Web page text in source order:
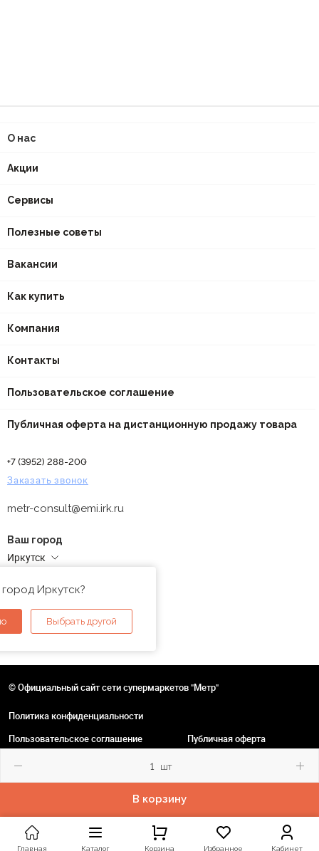
шт
В корзину
О нас
Акции
Сервисы
Полезные советы
Вакансии
Как купить
Компания
Контакты
Пользовательское соглашение
Публичная оферта на дистанционную продажу товара
+7 (3952) 288-200
Заказать звонок
metr-consult@emi.irk.ru
Ваш город
Иркутск
Иркутск?
Выбрать другой
© Официальный сайт сети супермаркетов "Метр"
Политика конфиденциальности
Пользовательское соглашение
Публичная оферта
Главная Каталог Корзина Избранное Кабинет